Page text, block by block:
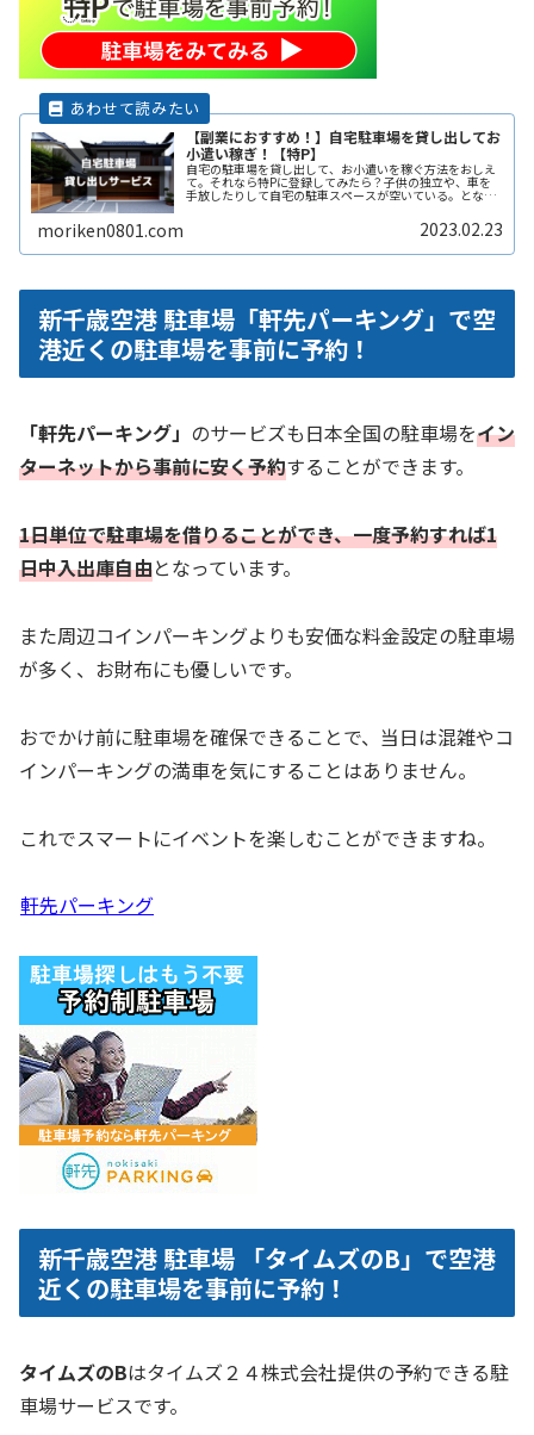
【副業におすすめ！】自宅駐車場を貸し出してお
小遣い稼ぎ！【特P】
自宅の駐車場を貸し出して、お小遣いを稼ぐ方法をおしえ
て。それなら特Pに登録してみたら？子供の独立や、車を
手放したりして自宅の駐車スペースが空いている。となり
貸すと副収入になると聞いたことがReadMore...
moriken0801.com 2023.02.23
新千歳空港 駐車場「軒先パーキング」で空
港近くの駐車場を事前に予約！
「軒先パーキング」 のサービズも日本全国の駐車場をイン
ターネットから事前に安く予約することができます。
1日単位で駐車場を借りることができ、一度予約すれば1
日中入出庫自由となっています。
また周辺コインパーキングよりも安価な料金設定の駐車場
が多く、お財布にも優しいです。
おでかけ前に駐車場を確保できることで、当日は混雑やコ
インパーキングの満車を気にすることはありません。
これでスマートにイベントを楽しむことができますね。
軒先パーキング
新千歳空港 駐車場 「タイムズのB」で空港
近くの駐車場を事前に予約！
タイムズのBはタイムズ２４株式会社提供の予約できる駐
車場サービスです。